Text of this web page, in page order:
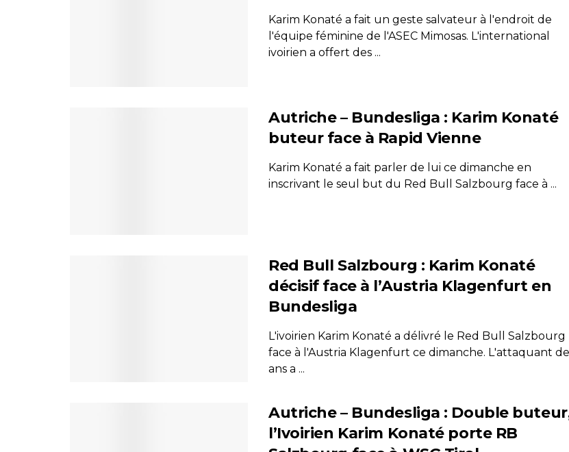
Karim Konaté a fait un geste salvateur à l'endroit de
l'équipe féminine de l'ASEC Mimosas. L'international
ivoirien a offert des ...
Autriche – Bundesliga : Karim Konaté
buteur face à Rapid Vienne
Karim Konaté a fait parler de lui ce dimanche en
inscrivant le seul but du Red Bull Salzbourg face à ...
Red Bull Salzbourg : Karim Konaté
décisif face à l’Austria Klagenfurt en
Bundesliga
L'ivoirien Karim Konaté a délivré le Red Bull Salzbourg
face à l'Austria Klagenfurt ce dimanche. L'attaquant de
ans a ...
Autriche – Bundesliga : Double
l’Ivoirien Karim Konaté porte RB